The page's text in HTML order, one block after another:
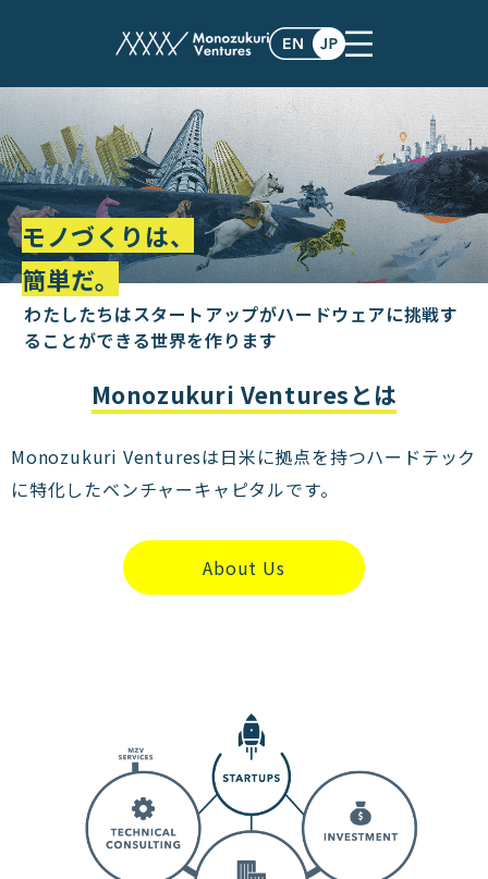
モノづくりは、
簡単だ。
わたしたちはスタートアップがハードウェアに挑戦す
る ことができる世界を作ります
Monozukuri Venturesとは
Monozukuri Venturesは日米に拠点を持つハードテック
に特化したベンチャーキャピタルです。
About Us